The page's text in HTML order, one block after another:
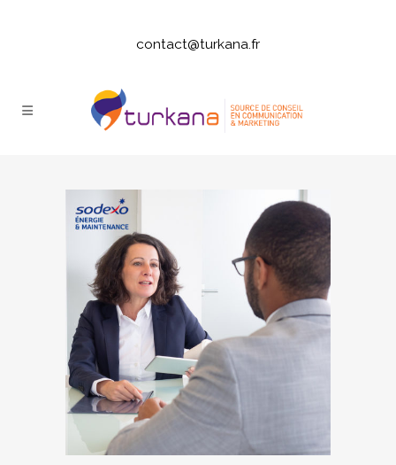
contact@turkana.fr